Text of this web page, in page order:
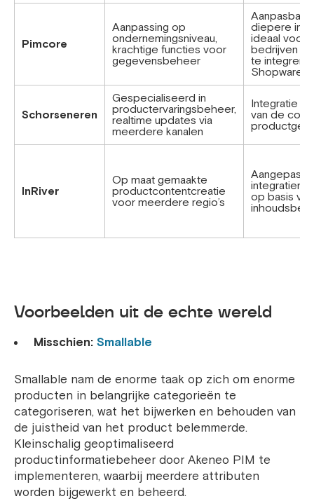
Pimcore
Aanpassing op
ondernemingsniveau,
krachtige functies voor
gegevensbeheer
Aanpasbaar
diepere
ideaal voor
bedrijven
te
Shopware
Schorseneren
Gespecialiseerd in
productervaringsbeheer,
realtime updates via
meerdere kanalen
Integratie is
van de
InRiver
Op maat gemaakte
productcontentcreatie
voor meerdere regio’s
Aangepaste
op basis
Voorbeelden uit de echte wereld
Misschien: Smallable
Smallable nam de enorme taak op zich om enorme
producten in belangrijke categorieën te
categoriseren, wat het bijwerken en behouden van
de juistheid van het product belemmerde.
Kleinschalig geoptimaliseerd
productinformatiebeheer door Akeneo PIM te
implementeren, waarbij meerdere attributen
worden bijgewerkt en beheerd.